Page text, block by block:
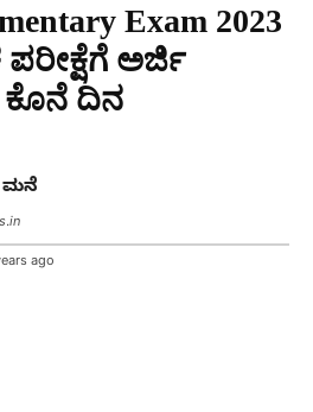
Exam 2023
ಅರ್ಜಿ
ಕೊನೆ ದಿನ
ಮನೆ
ago